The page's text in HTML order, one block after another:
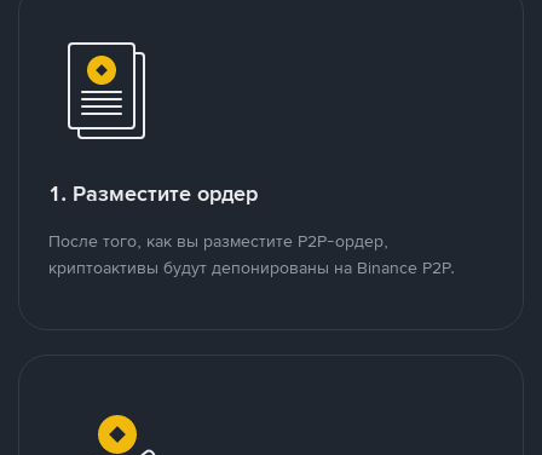
1. Разместите ордер
После того, как вы разместите P2P-ордер,
криптоактивы будут депонированы на Binance P2P.